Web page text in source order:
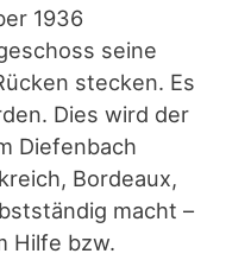
1936
seine
stecken. Es
Dies wird der
Diefenbach
Bordeaux,
macht –
Hilfe bzw.